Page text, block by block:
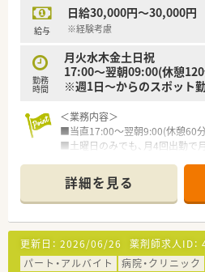
給与
日給30,000円～30,000円
※経験考慮
勤務
時間
月火水木金土日祝
17:00～翌朝09:00(休憩
※週1日～からのスポット勤
＜業務内容＞
■当直17:00～翌朝9:00(休憩60
■土曜日のみでも、月4回出勤で
■主に内服・外用薬の調剤、調剤
後監査・持参薬業務・夜間の入院
をお願いします。
■夜間はミキシング業務等は発
■水曜日が比較的忙しい曜日と
■初日の勤務の際に、現職の方と
き安心です。
詳細を見る
更新日： 2026/06/26 薬剤師求人ID：
パート・アルバイト
病院・クリニック